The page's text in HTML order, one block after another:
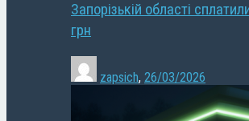
Запорізькій області
грн
zapsich, 26/03/2026